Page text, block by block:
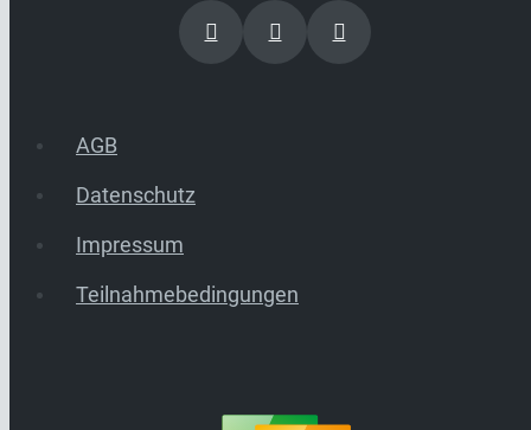
AGB
Datenschutz
Impressum
Teilnahmebedingungen